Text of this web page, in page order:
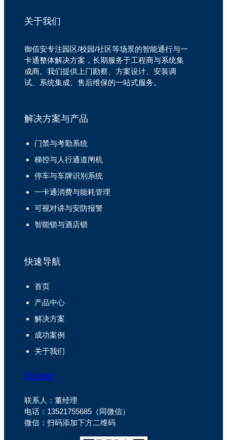
关于我们
御佰安专注园区/校园/社区等场景的智能通行与一
卡通整体解决方案，长期服务于工程商与系统集
成商。我们提供上门勘察、方案设计、安装调
试、系统集成、售后维保的一站式服务。
解决方案与产品
门禁与考勤系统
梯控与人行通道闸机
停车与车牌识别系统
一卡通消费与能耗管理
可视对讲与安防报警
智能锁与酒店锁
快速导航
首页
产品中心
解决方案
成功案例
关于我们
联系我们
联系人：董经理
电话：13521755685（同微信）
微信：扫码添加下方二维码